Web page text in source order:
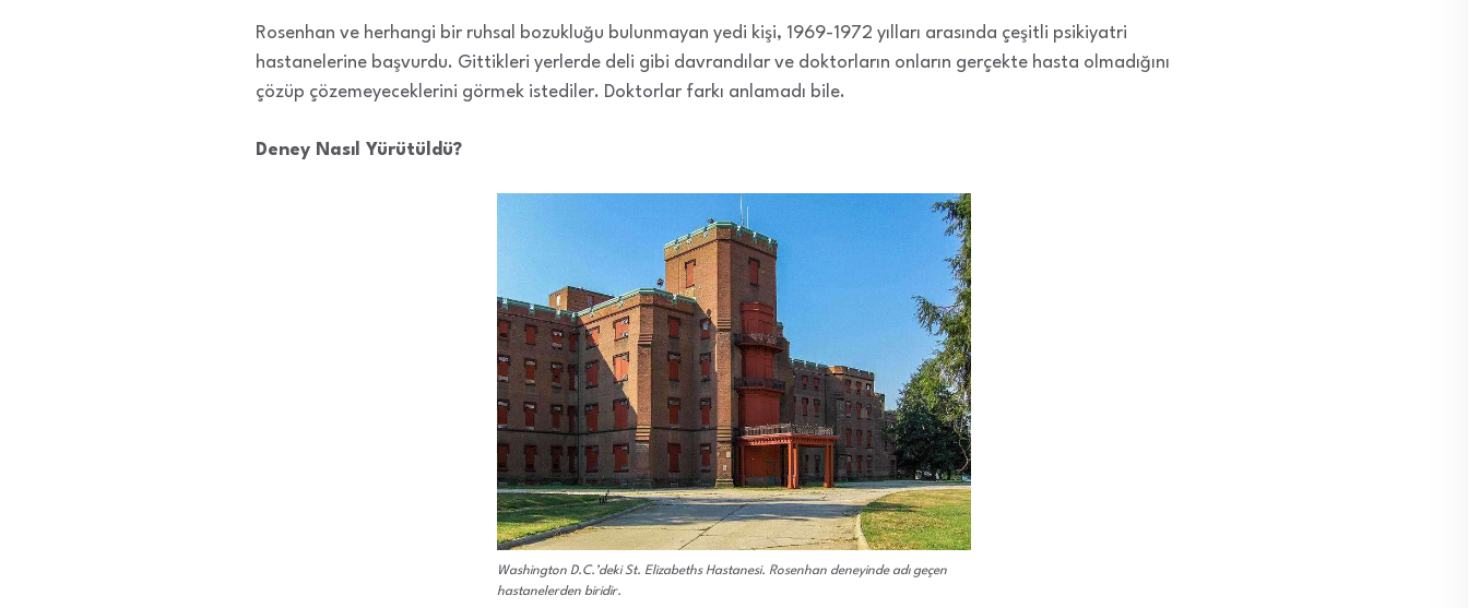
Rosenhan ve herhangi bir ruhsal bozukluğu bulunmayan yedi kişi, 1969-1972 yılları arasında çeşitli psikiyatri
hastanelerine başvurdu. Gittikleri yerlerde deli gibi davrandılar ve doktorların onların gerçekte hasta olmadığını
çözüp çözemeyeceklerini görmek istediler. Doktorlar farkı anlamadı bile.
Deney Nasıl Yürütüldü?
Washington D.C.’deki St. Elizabeths Hastanesi. Rosenhan deneyinde adı geçen
hastanelerden biridir.